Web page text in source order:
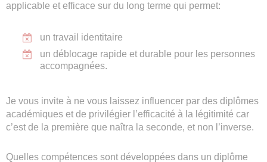
applicable et efficace sur du long terme qui permet:
un travail identitaire
un déblocage rapide et durable pour les personnes
accompagnées.
Je vous invite à ne vous laissez influencer par des diplômes
académiques et de privilégier l’efficacité à la légitimité car
c’est de la première que naîtra la seconde, et non l’inverse.
Quelles compétences sont développées dans un diplôme